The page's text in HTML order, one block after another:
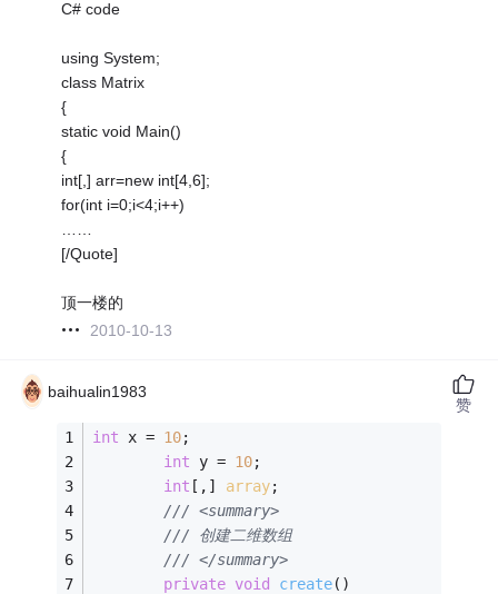
C# code
using System;
class Matrix
{
static void Main()
{
int[,] arr=new int[4,6];
for(int i=0;i<4;i++)
[/Quote]
顶一楼的
2010-10-13
baihualin1983
int x = 10;
int y = 10;
int [,] array;
/// <summary>
/// 创建二维数组
/// </summary>
private void create()
赞